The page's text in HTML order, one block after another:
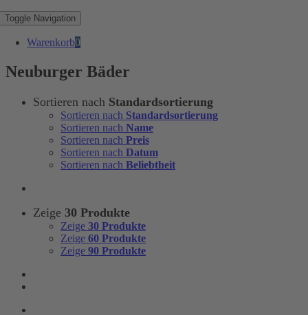
Toggle Navigation
Warenkorb0
Neuburger Bäder
Sortieren nach Standardsortierung
Sortieren nach Standardsortierung
Sortieren nach Name
Sortieren nach Preis
Sortieren nach Datum
Sortieren nach Beliebtheit
Zeige 30 Produkte
Zeige 30 Produkte
Zeige 60 Produkte
Zeige 90 Produkte